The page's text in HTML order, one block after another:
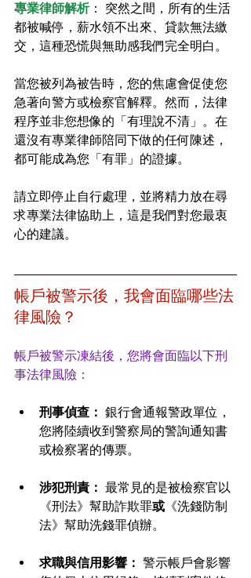
專業律師解析： 突然之間，所有的生活
都被喊停，薪水領不出來、貸款無法繳
交，這種恐慌與無助感我們完全明白。
當您被列為被告時，您的焦慮會促使您
急著向警方或檢察官解釋。然而，法律
程序並非您想像的「有理說不清」。在
還沒有專業律師陪同下做的任何陳述，
都可能成為您「有罪」的證據。
請立即停止自行處理，並將精力放在尋
求專業法律協助上，這是我們對您最衷
心的建議。
帳戶被警示後，我會面臨哪些法
律風險？
帳戶被警示凍結後，您將會面臨以下刑
事法律風險：
刑事偵查： 銀行會通報警政單位，
您將陸續收到警察局的警詢通知書
或檢察署的傳票。
涉犯刑責： 最常見的是被檢察官以
《刑法》幫助詐欺罪或 《洗錢防制
法》幫助洗錢罪偵辦。
求職與信用影響： 警示帳戶會影響